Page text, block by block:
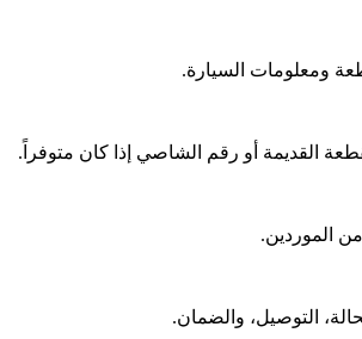
ومعلومات السيارة.
القديمة أو رقم الشاصي إذا كان متوفراً.
الموردين.
التوصيل، والضمان.